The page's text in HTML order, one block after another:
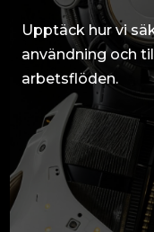
Upptäck hur vi
användning och
arbetsflöden.